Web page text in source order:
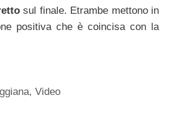
sul finale. Etrambe mettono in
positiva che è coincisa con la
,Video